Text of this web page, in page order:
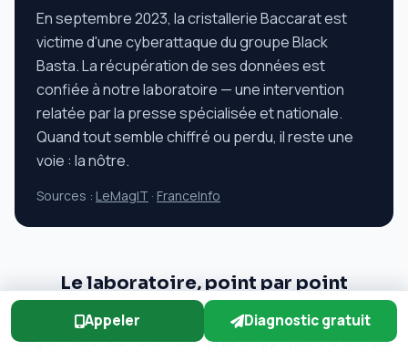
En septembre 2023, la cristallerie Baccarat est
victime d'une cyberattaque du groupe Black
Basta. La récupération de ses données est
confiée à notre laboratoire — une intervention
relatée par la presse spécialisée et nationale.
Quand tout semble chiffré ou perdu, il reste une
voie : la nôtre.
Sources : LeMagIT · FranceInfo
Le laboratoire, point par point
Vingt-deux ans de laboratoire se résument mal en un
slogan. Voici les faits, tels qu'ils s'appliquent à chaque
Appeler Diagnostic gratuit